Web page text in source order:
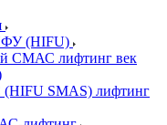
(HIFU)
СМАС лифтинг век
SMAS) лифтинг